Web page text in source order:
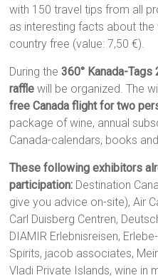
with 150 travel tips from all
as interesting facts about
country free (value: 7,50 €).
During the360° Kanada-Tags
raffle will be organized. The
free Canada flight for two
package of wine, annual
Canada-calendars, books
These following exhibitors
participation: Destination
give you advice on-site), Air
Carl Duisberg Centren,
DIAMIR Erlebnisreisen,
Spirits, jacob associates,
Vladi Private Islands, wine in